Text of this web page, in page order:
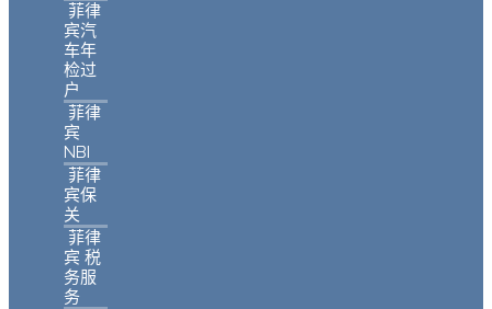
菲律
宾汽
车年
检过
户
菲律
宾
NBI
菲律
宾保
关
菲律
宾 税
务服
务